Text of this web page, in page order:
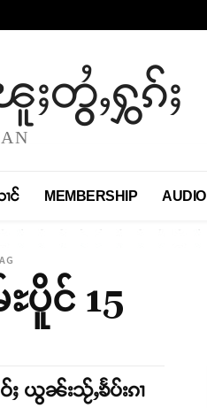
ႈတွႆႇႁွၵ်ႈ
င် MEMBERSHIP AUDIO
ပိူင် 15
ယွၼ်းသႂ်ႇၶႅပ်းၵၢ